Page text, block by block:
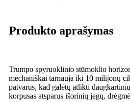
Produkto aprašymas
Trumpo spyruoklinio stūmoklio
mechaniškai tarnauja iki 10 milijonų
patvarus, kad galėtų atlikti
korpusas atsparus išorinių jėgų,